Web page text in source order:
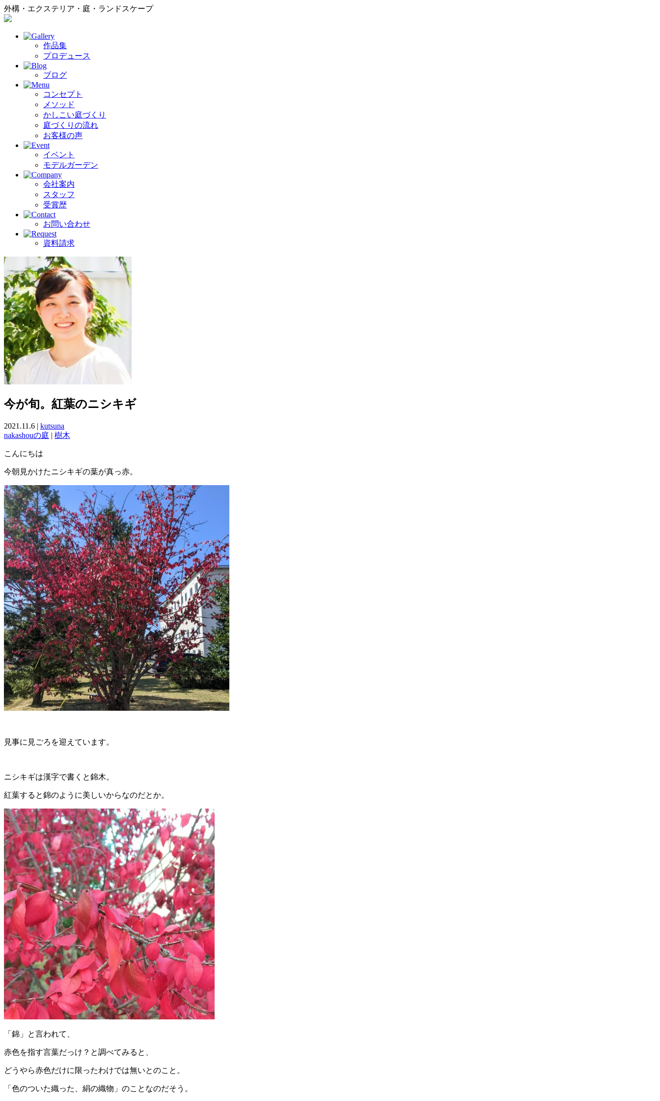
外構・エクステリア・庭・ランドスケープ
作品集
プロデュース
ブログ
コンセプト
メソッド
かしこい庭づくり
庭づくりの流れ
お客様の声
イベント
モデルガーデン
会社案内
スタッフ
受賞歴
お問い合わせ
資料請求
今が旬。紅葉のニシキギ
2021.11.6 | kutsuna
nakashouの庭 | 樹木
こんにちは
今朝見かけたニシキギの葉が真っ赤。
見事に見ごろを迎えています。
ニシキギは漢字で書くと錦木。
紅葉すると錦のように美しいからなのだとか。
「錦」と言われて、
赤色を指す言葉だっけ？と調べてみると、
どうやら赤色だけに限ったわけでは無いとのこと。
「色のついた織った、絹の織物」のことなのだそう。